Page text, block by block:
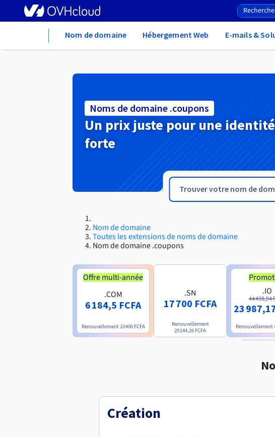
Nom de domaine Hébergement Web E-mails &
Noms de domaine .coupons
Un prix juste pour une identité
forte
Nom de domaine
Toutes les extensions de noms de domaine
Nom de domaine .coupons
Offre multi-année
.COM
6 184,5 FCFA
Renouvellement 10 400 FCFA
.SN
17 700 FCFA
Renouvellement
20 144,26 FCFA
.IO
44 498,94
23
Renouvellement
Création